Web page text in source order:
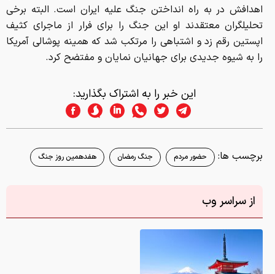
اهدافش در به راه انداختن جنگ علیه ایران است. البته برخی
تحلیلگران معتقدند او این جنگ را برای فرار از ماجرای کثیف
اپستین رقم زد و اشتباهی را مرتکب شد که همینه پوشالی آمریکا
را به شیوه جدیدی برای جهانیان نمایان و مفتضح کرد.
این خبر را به اشتراک بگذارید:
برچسب ها: حضور مردم جنگ رمضان هفدهمین روز جنگ
از سراسر وب